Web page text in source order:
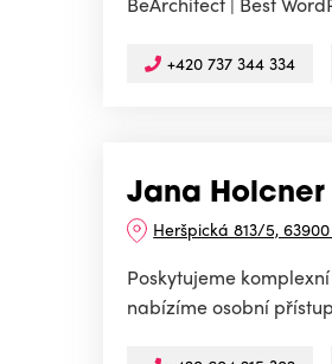
+420 737 344 334
Jana Holcner
Heršpická 813/5,
Poskytujeme
nabízíme osobní